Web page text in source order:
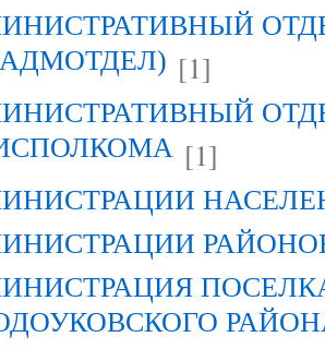
[1]
[1]